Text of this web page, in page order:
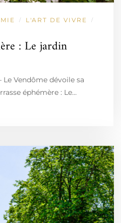
/ L'ART DE VIVRE /
: Le jardin
Le Vendôme dévoile sa
éphémère : Le…